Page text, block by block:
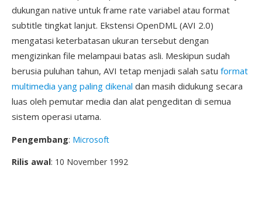
dukungan native untuk frame rate variabel atau format
subtitle tingkat lanjut. Ekstensi OpenDML (AVI 2.0)
mengatasi keterbatasan ukuran tersebut dengan
mengizinkan file melampaui batas asli. Meskipun sudah
berusia puluhan tahun, AVI tetap menjadi salah satu format
multimedia yang paling dikenal dan masih didukung secara
luas oleh pemutar media dan alat pengeditan di semua
sistem operasi utama.
Pengembang: Microsoft
Rilis awal: 10 November 1992